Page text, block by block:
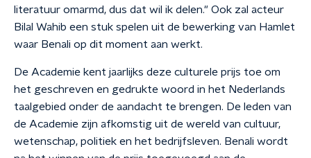
literatuur omarmd, dus dat wil ik delen." Ook zal acteur
Bilal Wahib een stuk spelen uit de bewerking van Hamlet
waar Benali op dit moment aan werkt.
De Academie kent jaarlijks deze culturele prijs toe om
het geschreven en gedrukte woord in het Nederlands
taalgebied onder de aandacht te brengen. De leden van
de Academie zijn afkomstig uit de wereld van cultuur,
wetenschap, politiek en het bedrijfsleven. Benali wordt